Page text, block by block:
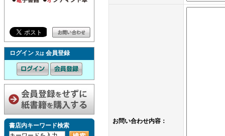
ログイン 又は 会員登録
書店内キーワード検索
お問い合わせ内容：